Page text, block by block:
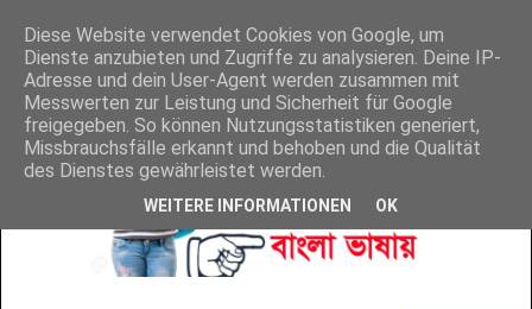
Diese Website verwendet Cookies von Google, um
Dienste anzubieten und Zugriffe zu analysieren. Deine IP-
Adresse und dein User-Agent werden zusammen mit
Messwerten zur Leistung und Sicherheit für Google
freigegeben. So können Nutzungsstatistiken generiert,
Missbrauchsfälle erkannt und behoben und die Qualität
des Dienstes gewährleistet werden.
WEITERE INFORMATIONEN OK